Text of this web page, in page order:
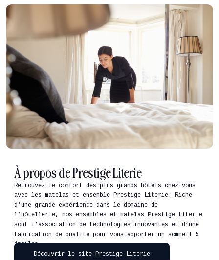
À propos de Prestige Literie
Retrouvez le confort des plus grands hôtels chez vous
avec les matelas et ensemble Prestige Literie. Riche
d’une grande expérience dans le domaine de
l’hôtellerie, nos ensembles et matelas Prestige Literie
sont l’association de technologies innovantes et d’une
fabrication de qualité pour vous apporter un sommeil 5
étoiles.
Découvrir le site Prestige Literie